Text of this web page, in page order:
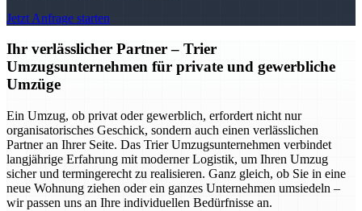
Jetzt Anfrage starten
Ihr verlässlicher Partner – Trier
Umzugsunternehmen für private und gewerbliche
Umzüge
Ein Umzug, ob privat oder gewerblich, erfordert nicht nur
organisatorisches Geschick, sondern auch einen verlässlichen
Partner an Ihrer Seite. Das Trier Umzugsunternehmen verbindet
langjährige Erfahrung mit moderner Logistik, um Ihren Umzug
sicher und termingerecht zu realisieren. Ganz gleich, ob Sie in eine
neue Wohnung ziehen oder ein ganzes Unternehmen umsiedeln –
wir passen uns an Ihre individuellen Bedürfnisse an.